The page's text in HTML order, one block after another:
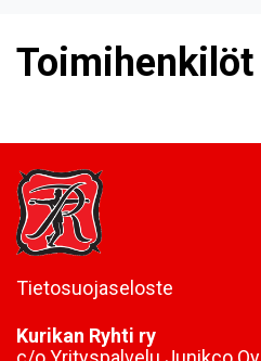
Toimihenkilöt
Tietosuojaseloste
Kurikan Ryhti ry